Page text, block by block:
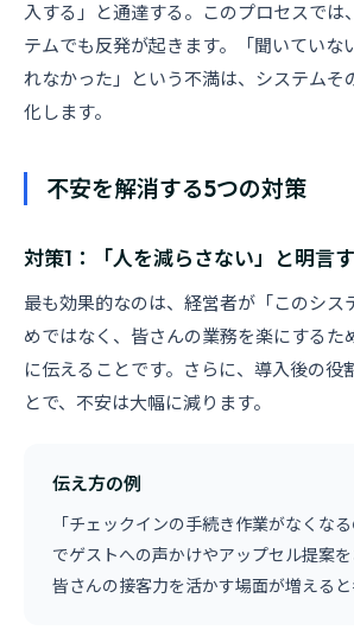
入する」と通達する。このプロセスでは
テムでも反発が起きます。「聞いていな
れなかった」という不満は、システムそ
化します。
不安を解消する5つの対策
対策1：「人を減らさない」と明言
最も効果的なのは、経営者が「このシス
めではなく、皆さんの業務を楽にするた
に伝えることです。さらに、導入後の役
とで、不安は大幅に減ります。
伝え方の例
「チェックインの手続き作業がなくな
でゲストへの声かけやアップセル提案を
皆さんの接客力を活かす場面が増えると